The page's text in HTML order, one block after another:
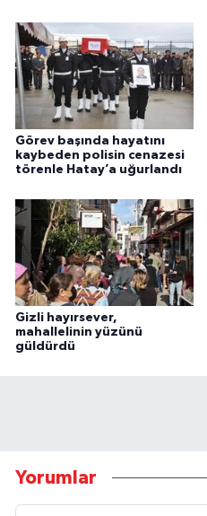
Görev başında hayatını
kaybeden polisin cenazesi
törenle Hatay’a uğurlandı
Gizli hayırsever,
mahallelinin yüzünü
güldürdü
Yorumlar